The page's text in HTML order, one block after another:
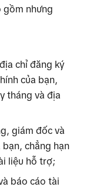
gồm nhưng
chỉ đăng ký
của bạn,
tháng và địa
giám đốc và
chẳng hạn
liệu hỗ trợ;
báo cáo tài